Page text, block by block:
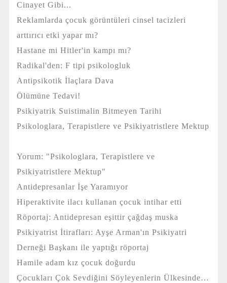
Cinayet Gibi...
Reklamlarda çocuk görüntüleri cinsel tacizleri
arttırıcı etki yapar mı?
Hastane mi Hitler'in kampı mı?
Radikal'den: F tipi psikologluk
Antipsikotik İlaçlara Dava
Ölümüne Tedavi!
Psikiyatrik Suistimalin Bitmeyen Tarihi
Psikologlara, Terapistlere ve Psikiyatristlere Mektup
Yorum: "Psikologlara, Terapistlere ve
Psikiyatristlere Mektup"
Antidepresanlar İşe Yaramıyor
Hiperaktivite ilacı kullanan çocuk intihar etti
Röportaj: Antidepresan eşittir çağdaş muska
Psikiyatrist İtirafları: Ayşe Arman'ın Psikiyatri
Derneği Başkanı ile yaptığı röportaj
Hamile adam kız çocuk doğurdu
Çocukları Çok Sevdiğini Söyleyenlerin Ülkesinde…